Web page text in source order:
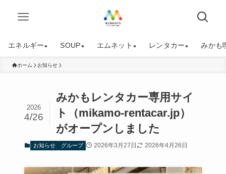
エネルギー SOUP エムネット レンタカー みかも
ホーム お知らせ
みかもレンタカー専用サイ
ト（mikamo-rentacar.jp）
がオープンしました
2026
4/26
お知らせ グループ 2026年3月27日 2026年4月26日